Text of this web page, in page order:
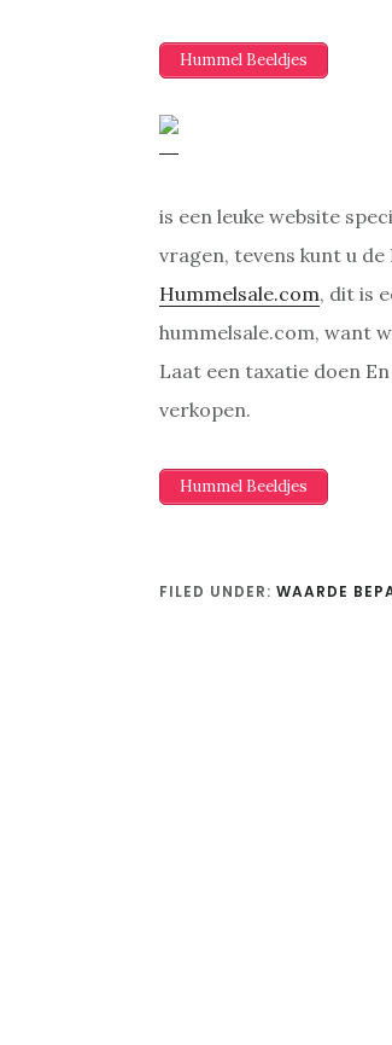
Hummel Beeldjes
is een leuke website
vragen, tevens kunt u de
Hummelsale.com, dit is
hummelsale.com, want
Laat een taxatie doen
verkopen.
Hummel Beeldjes
FILED UNDER: WAARDE